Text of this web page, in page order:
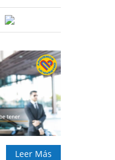
Leer Más